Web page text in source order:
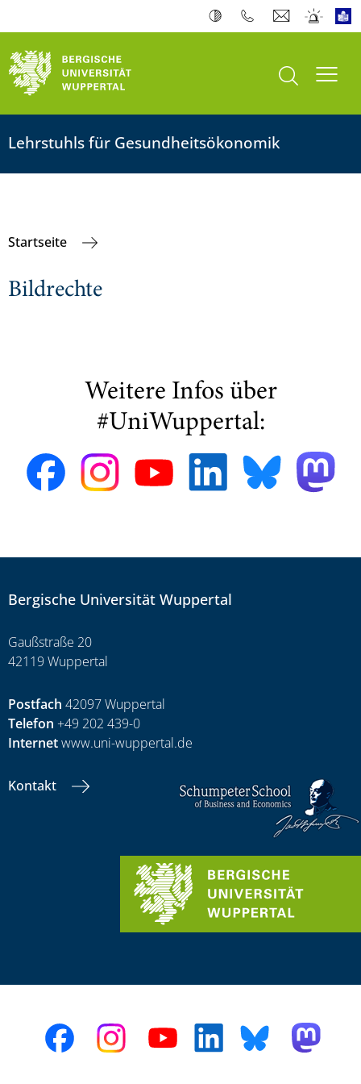
Suche öffnen
Lehrstuhls für Gesundheitsökonomik
Startseite
Bildrechte
Weitere Infos über
#UniWuppertal:
Bergische Universität Wuppertal
Gaußstraße 20
42119 Wuppertal
Postfach 42097 Wuppertal
Telefon +49 202 439-0
Internetwww.uni-wuppertal.de
Kontakt